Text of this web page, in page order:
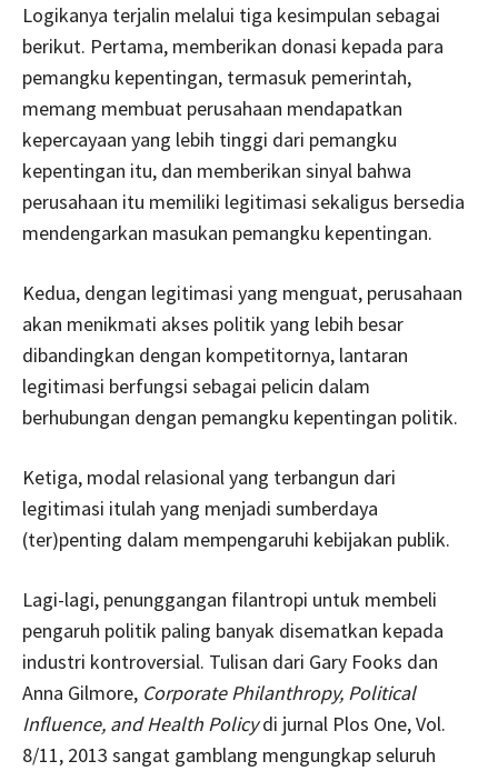
Logikanya terjalin melalui tiga kesimpulan sebagai
berikut. Pertama, memberikan donasi kepada para
pemangku kepentingan, termasuk pemerintah,
memang membuat perusahaan mendapatkan
kepercayaan yang lebih tinggi dari pemangku
kepentingan itu, dan memberikan sinyal bahwa
perusahaan itu memiliki legitimasi sekaligus bersedia
mendengarkan masukan pemangku kepentingan.
Kedua, dengan legitimasi yang menguat, perusahaan
akan menikmati akses politik yang lebih besar
dibandingkan dengan kompetitornya, lantaran
legitimasi berfungsi sebagai pelicin dalam
berhubungan dengan pemangku kepentingan politik.
Ketiga, modal relasional yang terbangun dari
legitimasi itulah yang menjadi sumberdaya
(ter)penting dalam mempengaruhi kebijakan publik.
Lagi-lagi, penunggangan filantropi untuk membeli
pengaruh politik paling banyak disematkan kepada
industri kontroversial. Tulisan dari Gary Fooks dan
Anna Gilmore, Corporate Philanthropy, Political
Influence, and Health Policydi jurnal Plos One, Vol.
8/11, 2013 sangat gamblang mengungkap seluruh